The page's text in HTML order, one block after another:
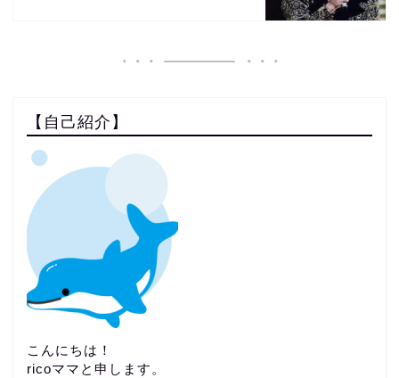
【自己紹介】
こんにちは！
ricoママと申します。